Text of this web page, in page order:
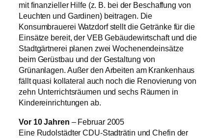
mit finanzieller Hilfe (z. B. bei der Beschaffung von
Leuchten und Gardinen) beitragen. Die
Konsumbrauerei Watzdorf stellt die Getränke für die
Einsätze bereit, der VEB Gebäudewirtschaft und die
Stadtgärtnerei planen zwei Wochenendeinsätze
beim Gerüstbau und der Gestaltung von
Grünanlagen. Außer den Arbeiten am Krankenhaus
fällt quasi kollateral auch noch die Renovierung von
zehn Unterrichtsräumen und sechs Räumen in
Kindereinrichtungen ab.
Vor 10 Jahren – Februar 2005
Eine Rudolstädter CDU-Stadträtin und Chefin der